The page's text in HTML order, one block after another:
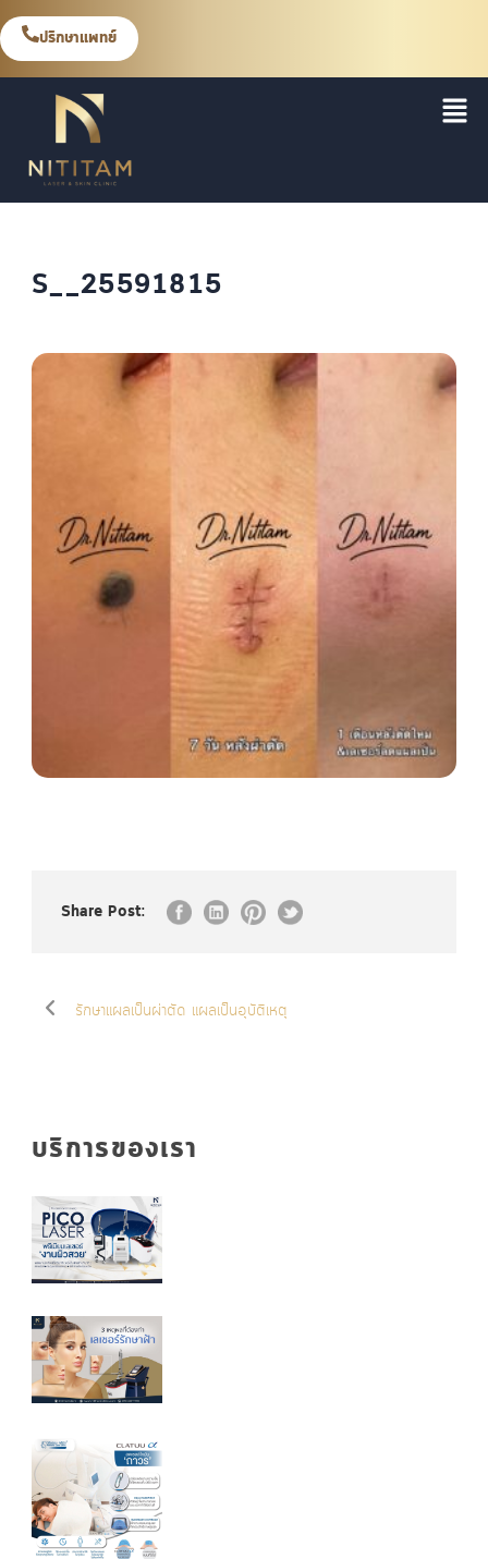
ปรึกษาแพทย์
S__25591815
Share Post:
รักษาแผลเป็นผ่าตัด แผลเป็นอุบัติเหตุ
บริการของเรา